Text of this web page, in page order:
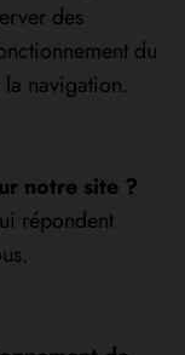
des
du
navigation.
notre site ?
répondent